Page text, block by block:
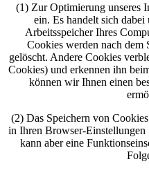
(1) Zur Optimierung unseres
ein. Es handelt sich
Arbeitsspeicher Ihres
Cookies werden nach dem
gelöscht. Andere Cookies
Cookies) und erkennen ihn
können wir Ihnen einen
(2) Das Speichern von
in Ihren Browser-
kann aber eine